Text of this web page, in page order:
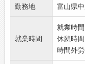
勤務地 富山県
就業時間
就業時
休憩時
時間外